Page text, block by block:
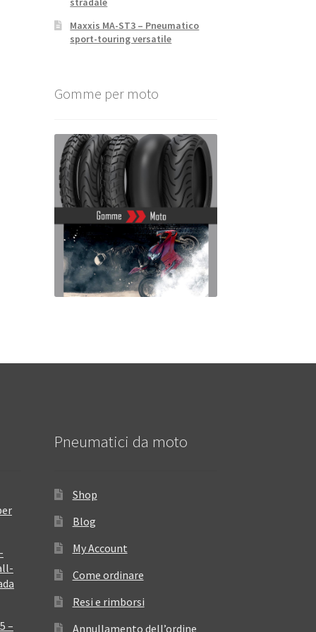
Maxxis MA-ST3 – Pneumatico
sport-touring versatile
Gomme per moto
–
Pneumatici da moto
Shop
Blog
My Account
Come ordinare
Resi e rimborsi
Annullamento dell’ordine